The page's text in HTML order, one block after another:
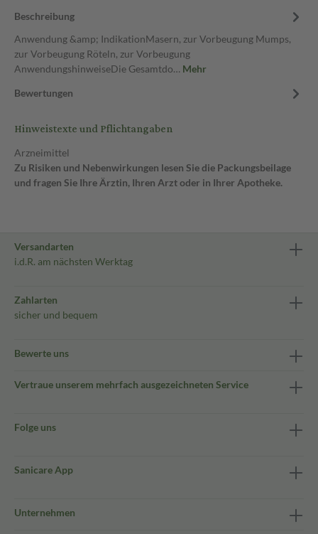
Beschreibung
Anwendung &amp; IndikationMasern, zur Vorbeugung Mumps,
zur Vorbeugung Röteln, zur Vorbeugung
AnwendungshinweiseDie Gesamtdo… Mehr
Bewertungen
Hinweistexte und Pflichtangaben
Arzneimittel
Zu Risiken und Nebenwirkungen lesen Sie die Packungsbeilage
und fragen Sie Ihre Ärztin, Ihren Arzt oder in Ihrer Apotheke.
Versandarten
i.d.R. am nächsten Werktag
Zahlarten
sicher und bequem
Bewerte uns
Vertraue unserem mehrfach ausgezeichneten Service
Folge uns
Sanicare App
Unternehmen